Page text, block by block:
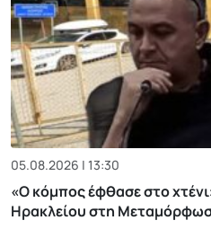
05.08.2026 | 13:30
«Ο κόμπος έφθασε στο
Ηρακλείου στη